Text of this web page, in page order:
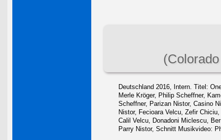
Deutschland 2016, Intern. Titel:
Merle Kröger, Philip Scheffner,
Scheffner, Parizan Nistor, Casino
Nistor, Fecioara Velcu, Zefir
Calil Velcu, Donadoni Miclescu,
Parry Nistor, Schnitt Musikvideo: